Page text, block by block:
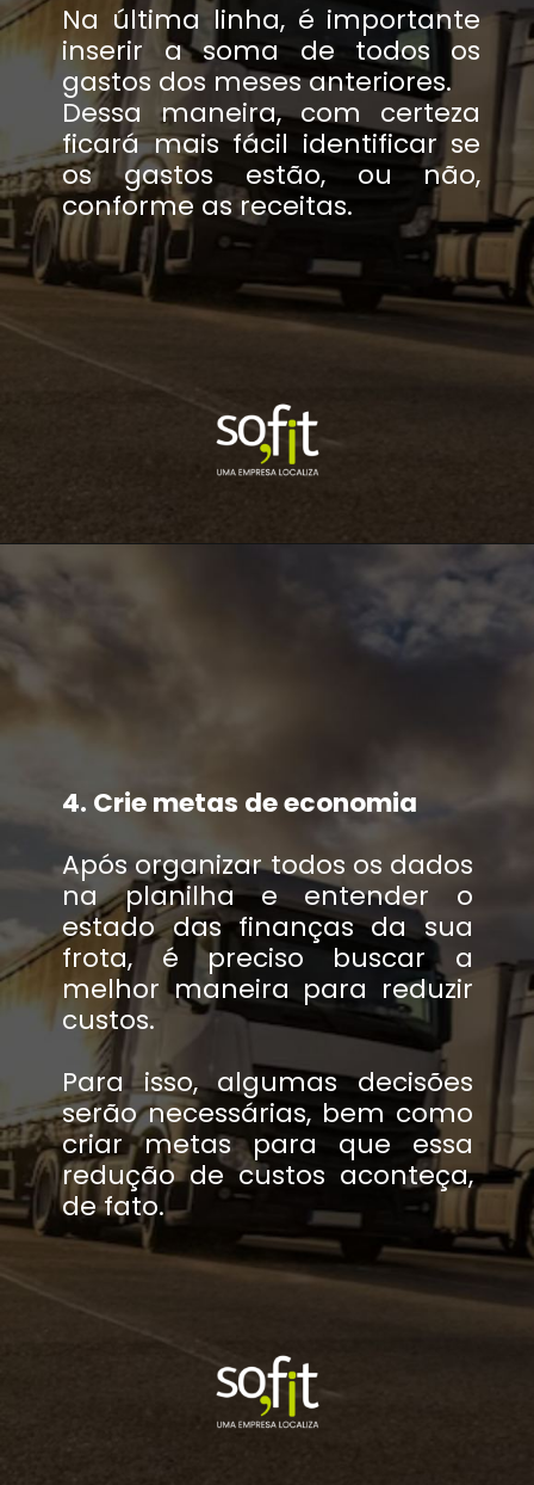
Na última linha, é importante
inserir a soma de todos os
gastos dos meses anteriores.
Dessa maneira, com certeza
ficará mais fácil identificar se
os gastos estão, ou não,
conforme as receitas.
4. Crie metas de economia
Após organizar todos os dados
na planilha e entender o
estado das finanças da sua
frota, é preciso buscar a
melhor maneira para reduzir
custos.
Para isso, algumas decisões
serão necessárias, bem como
criar metas para que essa
redução de custos aconteça,
de fato.